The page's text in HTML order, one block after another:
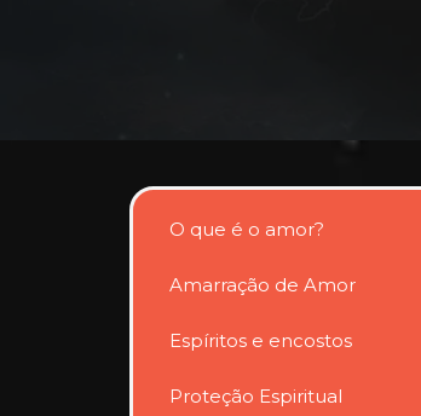
O que é o amor?
Amarração de Amor
Espíritos e encostos
Proteção Espiritual